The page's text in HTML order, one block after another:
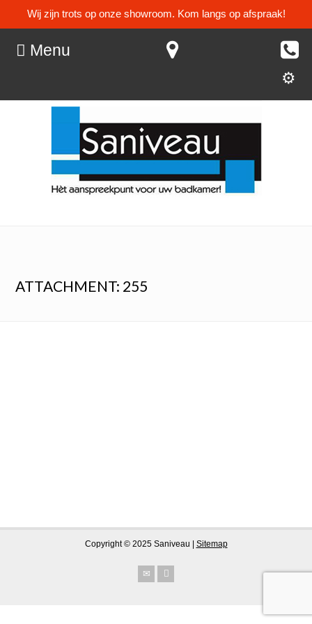
Wij zijn trots op onze showroom. Kom langs op afspraak!
Menu
ATTACHMENT: 255
Copyright © 2025 Saniveau | Sitemap